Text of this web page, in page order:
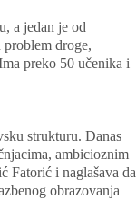
a jedan je od
droge,
preko 50 učenika i
strukturu. Danas
ambicioznim
Fatorić i naglašava da
obrazovanja